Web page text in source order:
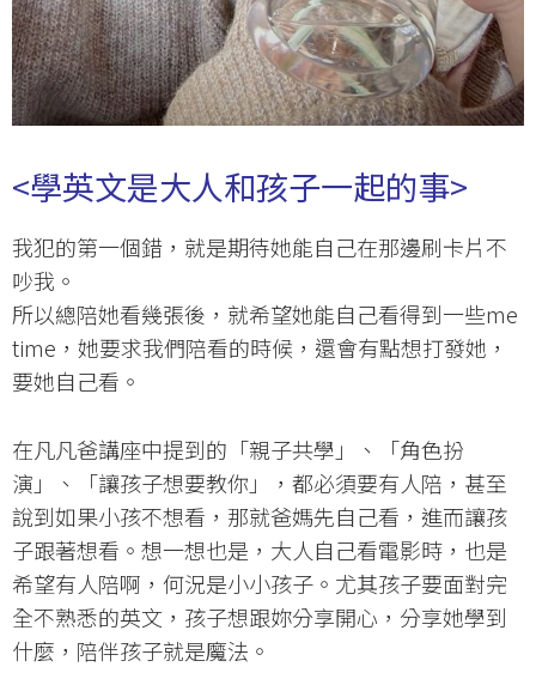
<學英文是大人和孩子一起的事>
我犯的第一個錯，就是期待她能自己在那邊刷卡片不
吵我。
所以總陪她看幾張後，就希望她能自己看得到一些me
time，她要求我們陪看的時候，還會有點想打發她，
要她自己看。
在凡凡爸講座中提到的「親子共學」、「角色扮
演」、「讓孩子想要教你」，都必須要有人陪，甚至
說到如果小孩不想看，那就爸媽先自己看，進而讓孩
子跟著想看。想一想也是，大人自己看電影時，也是
希望有人陪啊，何況是小小孩子。尤其孩子要面對完
全不熟悉的英文，孩子想跟妳分享開心，分享她學到
什麼，陪伴孩子就是魔法。